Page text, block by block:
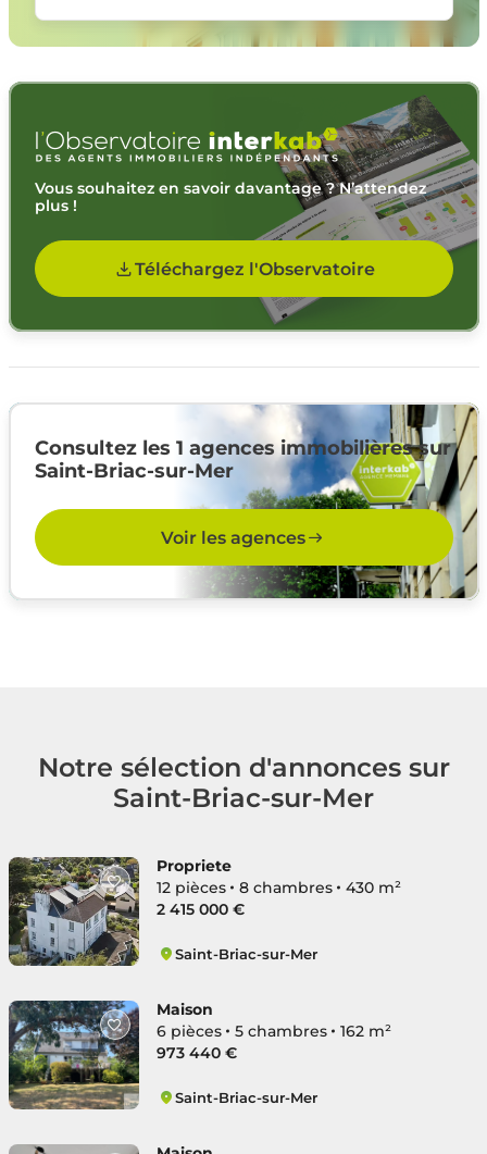
Vous souhaitez en savoir davantage ? N’attendez
plus !
Téléchargez l'Observatoire
Consultez les 1 agences immobilières sur
Saint-Briac-sur-Mer
Voir les agences
Notre sélection d'annonces sur
Saint-Briac-sur-Mer
Propriete
12 pièces
8 chambres
430 m²
2 415 000 €
Saint-Briac-sur-Mer
Maison
6 pièces
5 chambres
162 m²
973 440 €
Saint-Briac-sur-Mer